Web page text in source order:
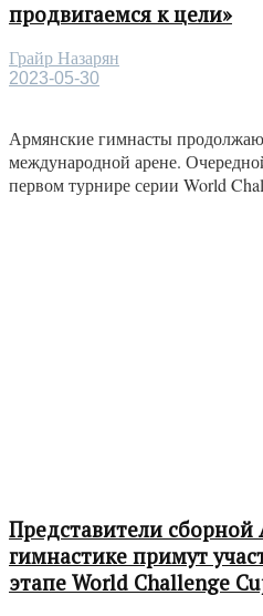
продвигаемся к цели»
Грайр Назарян
2023-05-30
Армянские гимнасты
международной арене.
первом турнире серии World
Представители
гимнастике примут
этапе World Challenge